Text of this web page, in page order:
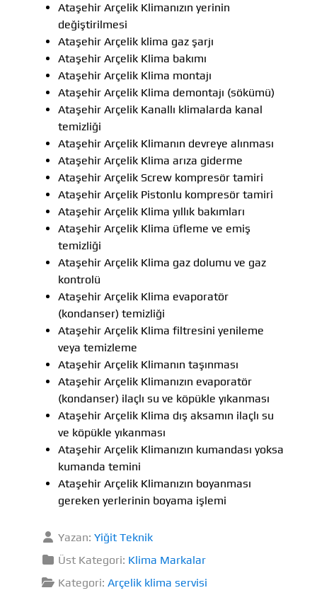
Ataşehir Arçelik Klimanızın yerinin
değiştirilmesi
Ataşehir Arçelik klima gaz şarjı
Ataşehir Arçelik Klima bakımı
Ataşehir Arçelik Klima montajı
Ataşehir Arçelik Klima demontajı (sökümü)
Ataşehir Arçelik Kanallı klimalarda kanal
temizliği
Ataşehir Arçelik Klimanın devreye alınması
Ataşehir Arçelik Klima arıza giderme
Ataşehir Arçelik Screw kompresör tamiri
Ataşehir Arçelik Pistonlu kompresör tamiri
Ataşehir Arçelik Klima yıllık bakımları
Ataşehir Arçelik Klima üfleme ve emiş
temizliği
Ataşehir Arçelik Klima gaz dolumu ve gaz
kontrolü
Ataşehir Arçelik Klima evaporatör
(kondanser) temizliği
Ataşehir Arçelik Klima filtresini yenileme
veya temizleme
Ataşehir Arçelik Klimanın taşınması
Ataşehir Arçelik Klimanızın evaporatör
(kondanser) ilaçlı su ve köpükle yıkanması
Ataşehir Arçelik Klima dış aksamın ilaçlı su
ve köpükle yıkanması
Ataşehir Arçelik Klimanızın kumandası yoksa
kumanda temini
Ataşehir Arçelik Klimanızın boyanması
gereken yerlerinin boyama işlemi
Yazan: Yiğit Teknik
Üst Kategori: Klima Markalar
Kategori: Arçelik klima servisi